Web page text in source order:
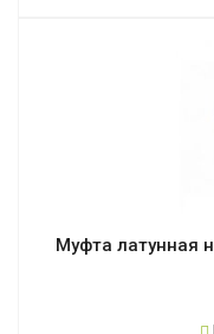
Муфта латунная